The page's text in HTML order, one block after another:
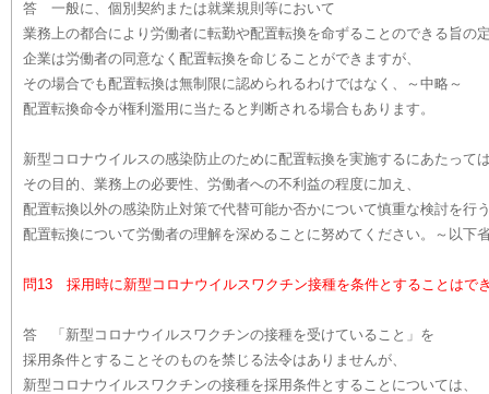
答 一般に、個別契約または就業規則等において
業務上の都合により労働者に転勤や配置転換を命ずることのできる旨の
企業は労働者の同意なく配置転換を命じることができますが、
その場合でも配置転換は無制限に認められるわけではなく、～中略～
配置転換命令が権利濫用に当たると判断される場合もあります。
新型コロナウイルスの感染防止のために配置転換を実施するにあたって
その目的、業務上の必要性、労働者への不利益の程度に加え、
配置転換以外の感染防止対策で代替可能か否かについて慎重な検討を行
配置転換について労働者の理解を深めることに努めてください。～以下
問13 採用時に新型コロナウイルスワクチン接種を条件とすることはで
答 「新型コロナウイルスワクチンの接種を受けていること」を
採用条件とすることそのものを禁じる法令はありませんが、
新型コロナウイルスワクチンの接種を採用条件とすることについては、